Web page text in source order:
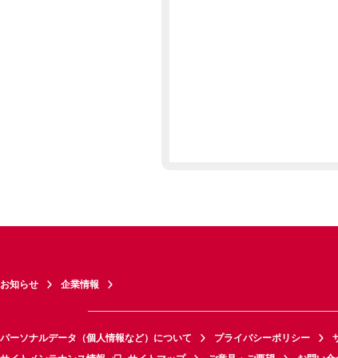
お知らせ 企業情報
パーソナルデータ（個人情報など）について プライバシーポリシー